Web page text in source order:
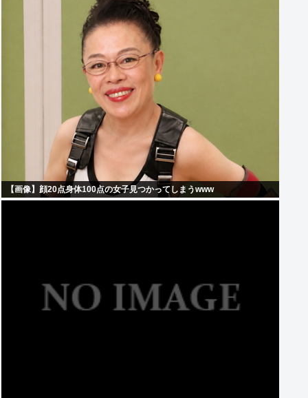
【画像】顔20点身体100点の女子見つかってしまうwww